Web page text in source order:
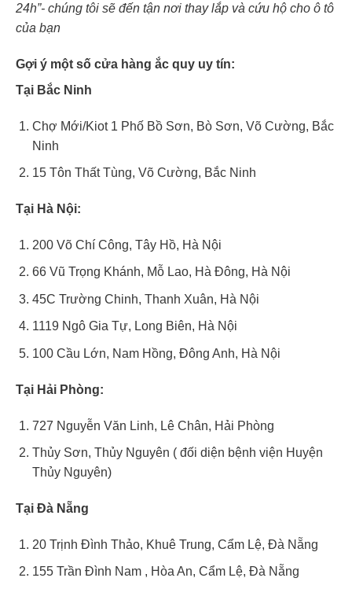
24h”- chúng tôi sẽ đến tận nơi thay lắp và cứu hộ cho ô tô
của bạn
Gợi ý một số cửa hàng ắc quy uy tín:
Tại Bắc Ninh
Chợ Mới/Kiot 1 Phố Bồ Sơn, Bò Sơn, Võ Cường, Bắc
Ninh
15 Tôn Thất Tùng, Võ Cường, Bắc Ninh
Tại Hà Nội:
200 Võ Chí Công, Tây Hồ, Hà Nội
66 Vũ Trọng Khánh, Mỗ Lao, Hà Đông, Hà Nội
45C Trường Chinh, Thanh Xuân, Hà Nội
1119 Ngô Gia Tự, Long Biên, Hà Nội
100 Cầu Lớn, Nam Hồng, Đông Anh, Hà Nội
Tại Hải Phòng:
727 Nguyễn Văn Linh, Lê Chân, Hải Phòng
Thủy Sơn, Thủy Nguyên ( đối diện bệnh viện Huyện
Thủy Nguyên)
Tại Đà Nẵng
20 Trịnh Đình Thảo, Khuê Trung, Cẩm Lệ, Đà Nẵng
155 Trần Đình Nam , Hòa An, Cẩm Lệ, Đà Nẵng